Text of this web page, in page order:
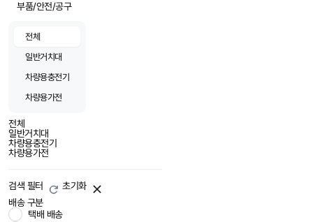
부품/안전/공구
전체
일반거치대
차량용충전기
차량용가전
전체
일반거치대
차량용충전기
차량용가전
검색 필터
초기화
배송 구분
택배 배송